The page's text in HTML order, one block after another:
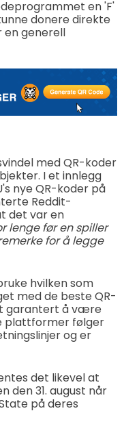
en 'F'
donere direkte
en generell
med QR-koder
I et innlegg
nye QR-koder på
Reddit-
det var en
lenge før en spiller
for å legge
hvilken som
med de beste QR-
garantert å være
plattformer følger
og er
det likevel at
den 31. august når
på deres